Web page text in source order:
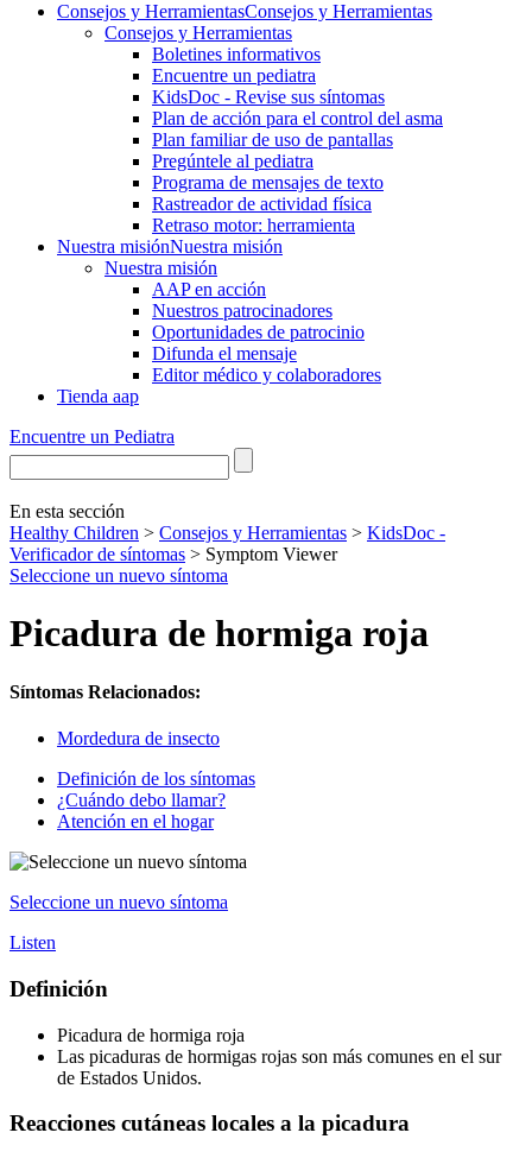
Consejos y HerramientasConsejos y Herramientas
Consejos y Herramientas
Boletines informativos
Encuentre un pediatra
KidsDoc - Revise sus síntomas
Plan de acción para el control del asma
Plan familiar de uso de pantallas
Pregúntele al pediatra
Programa de mensajes de texto
Rastre​​ador de activida​d física
Retraso motor: herramienta
Nuestra misiónNuestra misión
Nuestra misión
AAP en acción
Nuestros patrocinadores
Oportunidades de patrocinio
Difunda el mensaje
Editor médico y colaboradores
Tienda aap
Encuentre un Pediatra
En esta sección
Healthy Children > Consejos y Herramientas > KidsDoc -
Verificador de síntomas > Symptom Viewer
Seleccione un nuevo síntoma
Picadura de hormiga roja
Síntomas Relacionados:
Mordedura de insecto
Definición de los síntomas
¿Cuándo debo llamar?
Atención en el hogar
Seleccione un nuevo síntoma
Listen
Definición
Picadura de hormiga roja
Las picaduras de hormigas rojas son más comunes en el sur
de Estados Unidos.
Reacciones cutáneas locales a la picadura